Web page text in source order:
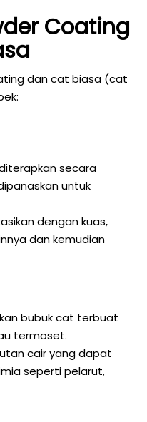
Coating
dan cat biasa (cat
secara
untuk
dengan kuas,
dan kemudian
bubuk cat terbuat
termoset.
cair yang dapat
seperti pelarut,